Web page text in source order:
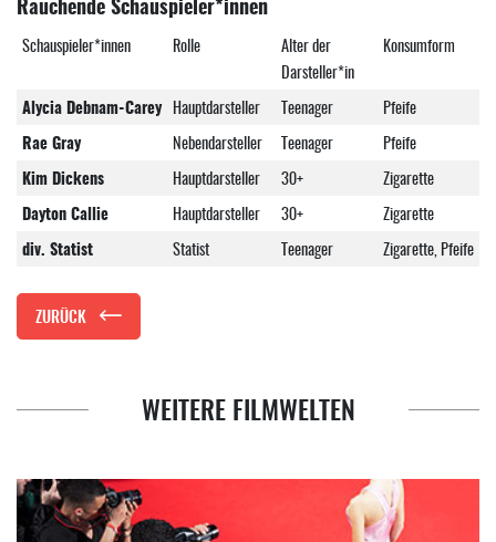
Schauspieler*innen Rolle
Alter der
Darsteller*in
Konsumform
Alycia Debnam-Carey Hauptdarsteller Teenager
Pfeife
Rae Gray
Nebendarsteller Teenager
Pfeife
Kim Dickens
Hauptdarsteller 30+
Zigarette
Dayton Callie
Hauptdarsteller 30+
Zigarette
div. Statist
Statist Teenager Zigarette, Pfeife
ZURÜCK
WEITERE FILMWELTEN